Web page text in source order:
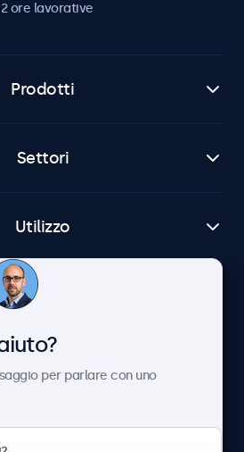
ore lavorative
Prodotti
Settori
Utilizzo
Clienti
per parlare con uno